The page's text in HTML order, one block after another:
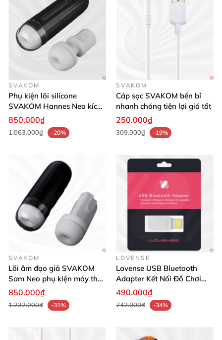
Cáp sạc Svakom Siime bền bỉ nhanh sạc an toàn tiện dụng
Cáp sạc Svakom Siime bền bỉ nhanh sạc an toàn tiện dụng
SVAKOM
Phụ kiện lõi silicone
SVAKOM Hannes Neo kích
thích mạnh mẽ
850.000₫
1.063.000₫ -20%
SVAKOM
Cáp sạc SVAKOM bền bỉ
nhanh chóng tiện lợi giá tốt
250.000₫
309.000₫ -19%
SVAKOM
Lõi âm đạo giả SVAKOM
Sam Neo phụ kiện máy thủ
dâm chính hãng
850.000₫
1.232.000₫ -31%
LOVENSE
Lovense USB Bluetooth
Adapter Kết Nối Đồ Chơi
Với PC Windows Dễ Dàng
490.000₫
742.000₫ -34%